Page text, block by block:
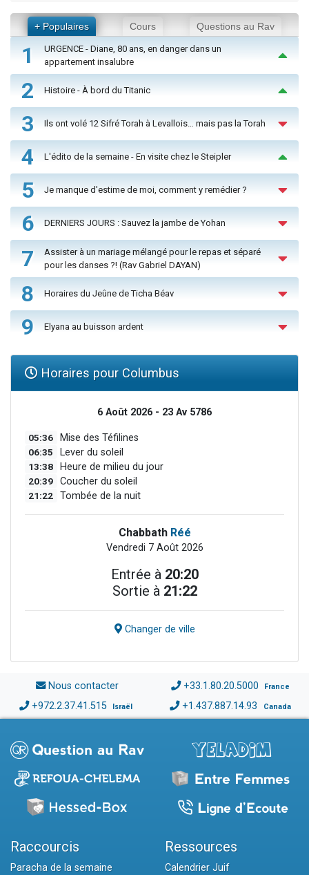
+ Populaires Cours Questions au Rav
1
URGENCE - Diane, 80 ans, en danger dans un
appartement insalubre
2 Histoire - À bord du Titanic
3 Ils ont volé 12 Sifré Torah à Levallois… mais pas la Torah
4 L'édito de la semaine - En visite chez le Steipler
5 Je manque d'estime de moi, comment y remédier ?
6 DERNIERS JOURS : Sauvez la jambe de Yohan
7
Assister à un mariage mélangé pour le repas et séparé
pour les danses ?! (Rav Gabriel DAYAN)
8 Horaires du Jeûne de Ticha Béav
9 Elyana au buisson ardent
Horaires pour Columbus
6 Août 2026 - 23 Av 5786
05:36 Mise des Téfilines
06:35 Lever du soleil
13:38 Heure de milieu du jour
20:39 Coucher du soleil
21:22 Tombée de la nuit
Chabbath Réé
Vendredi 7 Août 2026
Entrée à 20:20
Sortie à 21:22
Changer de ville
Nous contacter +33.1.80.20.5000 France
+972.2.37.41.515 Israël +1.437.887.14.93 Canada
Raccourcis
Paracha de la semaine
Ressources
Calendrier Juif